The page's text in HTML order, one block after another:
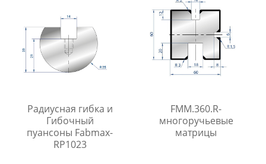
Радиусная гибка и
Гибочный
пуансоны Fabmax-
RP1023
FMM.360.R-
многоручьевые
матрицы